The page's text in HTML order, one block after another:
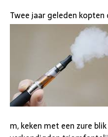
Twee jaar geleden kopten
m, keken met een zure